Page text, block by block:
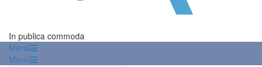
In publica commoda
Menü
Menü